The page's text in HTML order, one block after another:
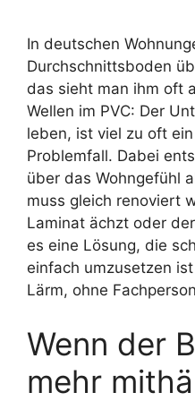
In deutschen
Durchschnittsboden
das sieht man ihm oft
Wellen im PVC: Der
leben, ist viel zu oft
Problemfall. Dabei
über das Wohngefühl
muss gleich renoviert
Laminat ächzt oder
es eine Lösung, die
einfach umzusetzen
Lärm, ohne
Wenn der
mehr